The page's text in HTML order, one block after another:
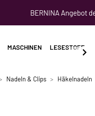
BERNINA Angebot
MASCHINEN LESESTOFF
Nadeln & Clips Häkelnadeln